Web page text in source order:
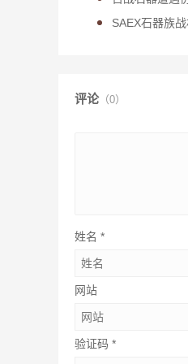
SAEX石器族
评论（0）
姓名 *
网站
验证码 *